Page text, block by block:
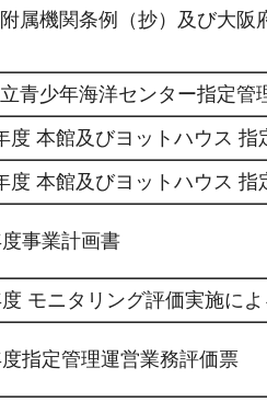
属機関条例（抄）及び大阪
青少年海洋センター指定管
本館及びヨットハウス 指
本館及びヨットハウス 指
事業計画書
モニタリング評価実施に
指定管理運営業務評価票